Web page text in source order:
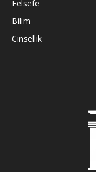
Felsefe
Bilim
Cinsellik